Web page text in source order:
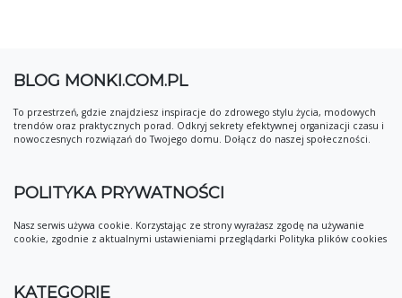
BLOG MONKI.COM.PL
To przestrzeń, gdzie znajdziesz inspiracje do zdrowego stylu życia, modowych
trendów oraz praktycznych porad. Odkryj sekrety efektywnej organizacji czasu i
nowoczesnych rozwiązań do Twojego domu. Dołącz do naszej społeczności.
POLITYKA PRYWATNOŚCI
Nasz serwis używa cookie. Korzystając ze strony wyrażasz zgodę na używanie
cookie, zgodnie z aktualnymi ustawieniami przeglądarki Polityka plików cookies
KATEGORIE